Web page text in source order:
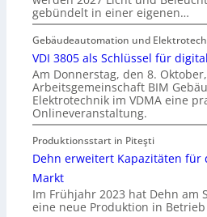
gebündelt in einer eigenen…
Gebäudeautomation und
VDI 3805 als Schlüssel für
Am Donnerstag, den 8.
Arbeitsgemeinschaft BIM
Elektrotechnik im VDMA eine
Onlineveranstaltung.
Produktionsstart in Piteşti
Dehn erweitert Kapazitäten für
Markt
Im Frühjahr 2023 hat Dehn am
eine neue Produktion in